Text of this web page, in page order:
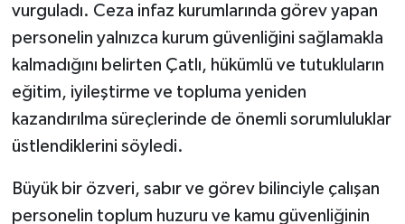
vurguladı. Ceza infaz kurumlarında görev yapan
personelin yalnızca kurum güvenliğini sağlamakla
kalmadığını belirten Çatlı, hükümlü ve tutukluların
eğitim, iyileştirme ve topluma yeniden
kazandırılma süreçlerinde de önemli sorumluluklar
üstlendiklerini söyledi.
Büyük bir özveri, sabır ve görev bilinciyle çalışan
personelin toplum huzuru ve kamu güvenliğinin